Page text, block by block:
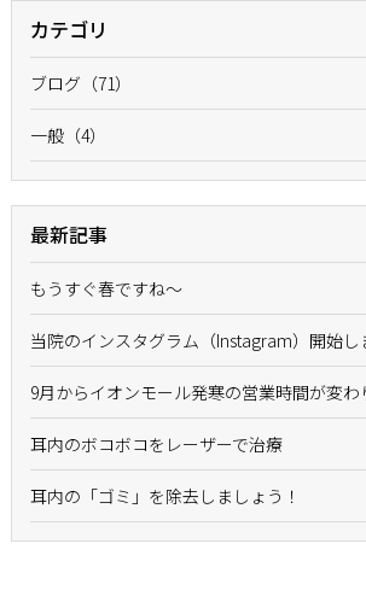
カテゴリ
ブログ（71）
一般（4）
最新記事
もうすぐ春ですね〜
当院のインスタグラム（Instagram）開始し
9月からイオンモール発寒の営業時間が変わ
耳内のボコボコをレーザーで治療
耳内の「ゴミ」を除去しましょう！